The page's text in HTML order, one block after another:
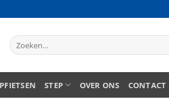
Zoeken
naar:
STEP OVER ONS CONTACT